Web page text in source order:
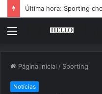
Última hora: Sporting
Menu
Página inicial / Sporting
Notícias